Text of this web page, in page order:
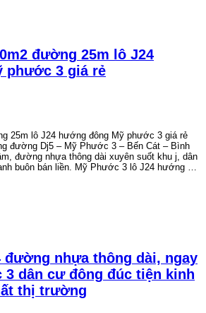
đường 25m lô J24
phước 3 giá rẻ
25m lô J24 hướng đông Mỹ phước 3 giá rẻ
đường Dj5 – Mỹ Phước 3 – Bến Cát – Bình
đường nhựa thông dài xuyên suốt khu j, dân
buôn bán liền. Mỹ Phước 3 lô J24 hướng …
đường nhựa thông dài, ngay
3 dân cư đông đúc tiện kinh
thị trường